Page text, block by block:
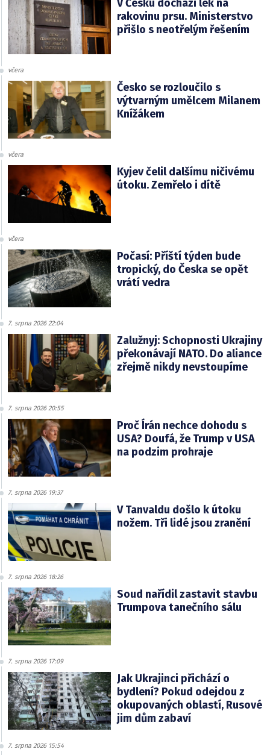
V Česku dochází lék na
rakovinu prsu. Ministerstvo
přišlo s neotřelým řešením
včera
Česko se rozloučilo s
výtvarným umělcem Milanem
Knížákem
včera
Kyjev čelil dalšímu ničivému
útoku. Zemřelo i dítě
včera
Počasí: Příští týden bude
tropický, do Česka se opět
vrátí vedra
7. srpna 2026 22:04
Zalužnyj: Schopnosti Ukrajiny
překonávají NATO. Do aliance
zřejmě nikdy nevstoupíme
7. srpna 2026 20:55
Proč Írán nechce dohodu s
USA? Doufá, že Trump v USA
na podzim prohraje
7. srpna 2026 19:37
V Tanvaldu došlo k útoku
nožem. Tři lidé jsou zranění
7. srpna 2026 18:26
Soud nařídil zastavit stavbu
Trumpova tanečního sálu
7. srpna 2026 17:09
Jak Ukrajinci přichází o
bydlení? Pokud odejdou z
okupovaných oblastí, Rusové
jim dům zabaví
7. srpna 2026 15:54